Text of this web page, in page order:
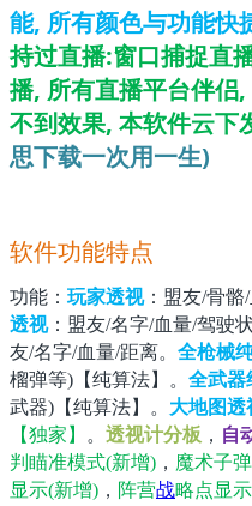
能, 所有颜色与功能快
持过直播:窗口捕捉直
播, 所有直播平台伴侣
不到效果, 本软件云下
思下载一次用一生)
软件功能特点
功能 ： 玩家透视：盟友/骨骼/
透视：盟友/名字/血量/驾驶
友/名字/血量/距离。 全枪械
榴弹等)【纯算法】。 全武器
武器)【纯算法】。 大地图透
【独家】 。 透视计分板 ， 自
判瞄准模式(新增) ， 魔术子
显示(新增) ， 阵营战略点显